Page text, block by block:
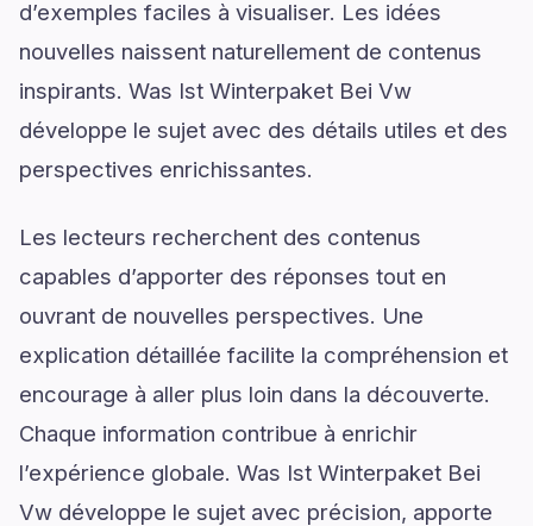
d’exemples faciles à visualiser. Les idées
nouvelles naissent naturellement de contenus
inspirants. Was Ist Winterpaket Bei Vw
développe le sujet avec des détails utiles et des
perspectives enrichissantes.
Les lecteurs recherchent des contenus
capables d’apporter des réponses tout en
ouvrant de nouvelles perspectives. Une
explication détaillée facilite la compréhension et
encourage à aller plus loin dans la découverte.
Chaque information contribue à enrichir
l’expérience globale. Was Ist Winterpaket Bei
Vw développe le sujet avec précision, apporte